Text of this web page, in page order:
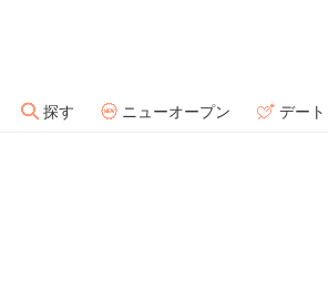
探す ニューオープン デート